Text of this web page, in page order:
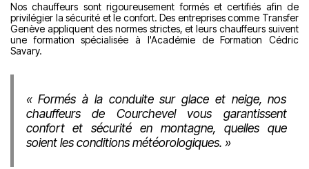
Nos chauffeurs sont rigoureusement formés et certifiés afin de
privilégier la sécurité et le confort. Des entreprises comme Transfer
Genève appliquent des normes strictes, et leurs chauffeurs suivent
une formation spécialisée à l'Académie de Formation Cédric
Savary.
« Formés à la conduite sur glace et neige, nos
chauffeurs de Courchevel vous garantissent
confort et sécurité en montagne, quelles que
soient les conditions météorologiques. »